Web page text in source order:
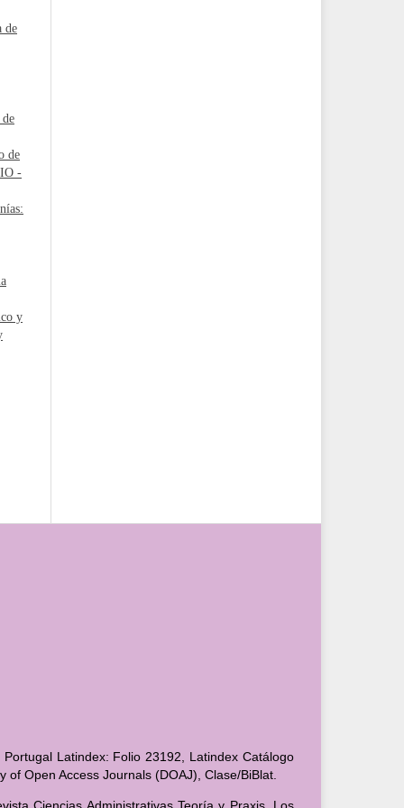
de
de
-
y
Latindex: Folio 23192, Latindex Catálogo
of Open Access Journals (DOAJ), Clase/BiBlat.